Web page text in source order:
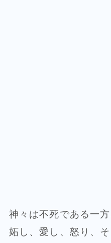
神々は不死である一
妬し、愛し、怒り、